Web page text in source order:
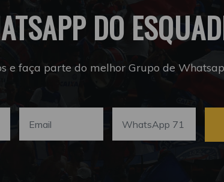
DO
e faça parte do melhor Grupo de